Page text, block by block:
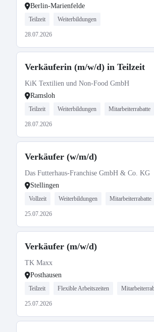
Berlin-Marienfelde
Teilzeit Weiterbildungen
28.07.2026
Verkäuferin (m/w/d) in Teilzeit
KiK Textilien und Non-Food GmbH
Ramsloh
Teilzeit Weiterbildungen Mitarbeiterrabatte
28.07.2026
Verkäufer (w/m/d)
Das Futterhaus-Franchise GmbH & Co. KG
Stellingen
Vollzeit Weiterbildungen Mitarbeiterrabatte
25.07.2026
Verkäufer (m/w/d)
TK Maxx
Posthausen
Teilzeit Flexible Arbeitszeiten
25.07.2026